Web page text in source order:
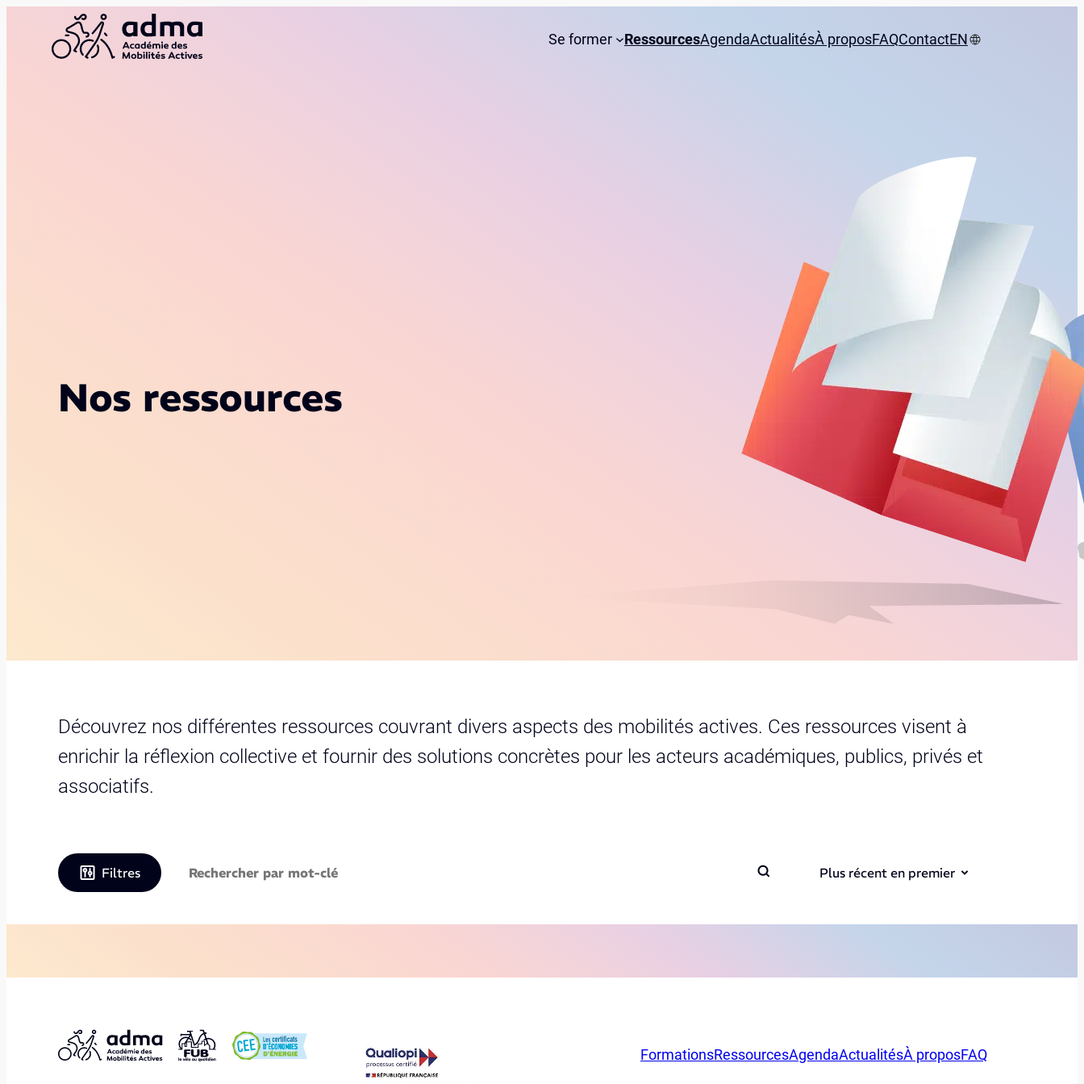
Se former RessourcesAgendaActualitésÀ proposFAQContactEN
Nos ressources
Découvrez nos différentes ressources couvrant divers aspects des mobilités actives. Ces ressources visent à
enrichir la réflexion collective et fournir des solutions concrètes pour les acteurs académiques, publics, privés et
associatifs.
Filtres Plus récent en premier
FormationsRessourcesAgendaActualitésÀ proposFAQ